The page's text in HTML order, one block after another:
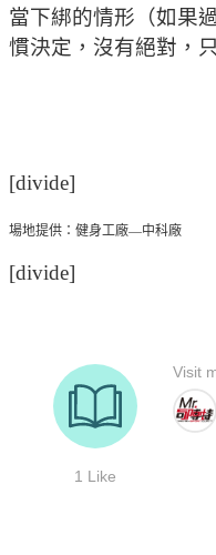
當下綁的情形（如果
慣決定，沒有絕對，
[divide]
場地提供：健身工廠—中科廠
[divide]